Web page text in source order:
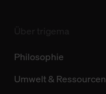
Philosophie
Umwelt & Ressourcen